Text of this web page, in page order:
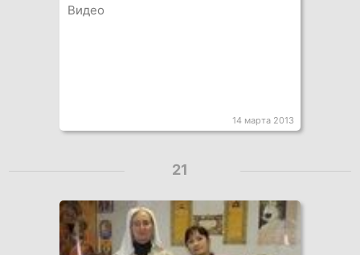
Видео
14 марта 2013
21